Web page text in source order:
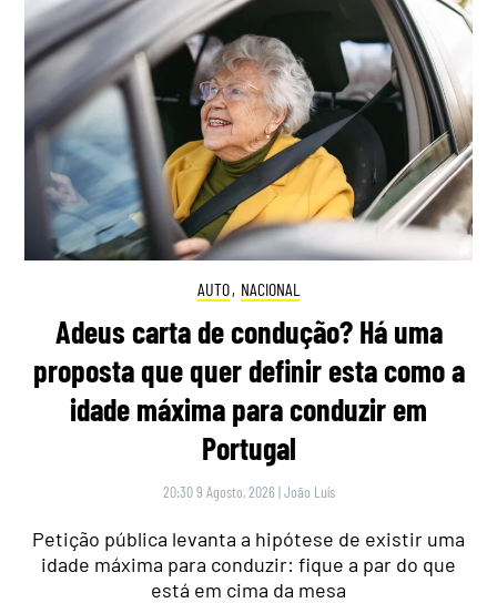
AUTO, NACIONAL
Adeus carta de condução? Há uma
proposta que quer definir esta como a
idade máxima para conduzir em
Portugal
20:30 9 Agosto, 2026 |João Luís
Petição pública levanta a hipótese de existir uma
idade máxima para conduzir: fique a par do que
está em cima da mesa